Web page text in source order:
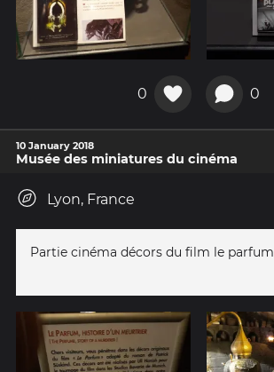
0 0
10 January 2018
Musée des miniatures du cinéma
Lyon, France
Partie cinéma décors du film le parfum